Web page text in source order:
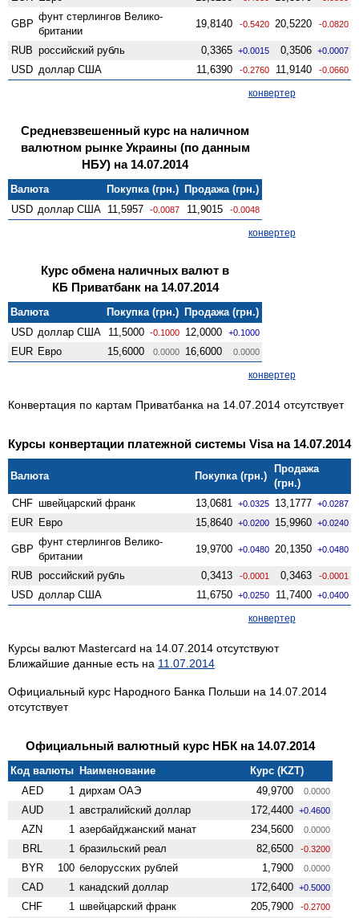
GBP
фунт стерлингов Велико­
британии
19,8140 -0.5420 20,5220 -0.0820
RUB российский рубль 0,3365 +0.0015 0,3506 +0.0007
USD доллар США 11,6390 -0.2760 11,9140 -0.0660
конвертер
Средневзвешенный курс на наличном
валютном рынке Украины (по данным
НБУ) на 14.07.2014
Валюта Покупка (грн.) Продажа (грн.)
USD доллар США 11,5957 -0.0087 11,9015 -0.0048
конвертер
Курс обмена наличных валют в
КБ Приватбанк на 14.07.2014
Валюта Покупка (грн.) Продажа (грн.)
USD доллар США 11,5000 -0.1000 12,0000 +0.1000
EUR Евро 15,6000 0.0000 16,6000 0.0000
конвертер
Конвертация по картам Приватбанка на 14.07.2014 отсутствует
Курсы конвертации платежной системы Visa на 14.07.2014
Валюта Покупка (грн.)
Продажа
(грн.)
CHF швейцарский франк 13,0681 +0.0325 13,1777 +0.0287
EUR Евро 15,8640 +0.0200 15,9960 +0.0240
GBP
фунт стерлингов Велико­
британии
19,9700 +0.0480 20,1350 +0.0480
RUB российский рубль 0,3413 -0.0001 0,3463 -0.0001
USD доллар США 11,6750 +0.0250 11,7400 +0.0400
конвертер
Курсы валют Mastercard на 14.07.2014 отсутствуют
Ближайшие данные есть на 11.07.2014
Официальный курс Народного Банка Польши на 14.07.2014
отсутствует
Официальный валютный курс НБК на 14.07.2014
Код валюты Наименование
Курс (KZT)
AED
1 дирхам ОАЭ 49,9700 0.0000
AUD 1 австралийский доллар 172,4400 +0.4600
AZN 1 азербайджанский манат 234,5600 0.0000
BRL 1 бразильский реал 82,6500 -0.3200
BYR 100 белорусских рублей 1,7900 0.0000
CAD 1 канадский доллар 172,6400 +0.5000
CHF 1 швейцарский франк 205,7900 -0.2700